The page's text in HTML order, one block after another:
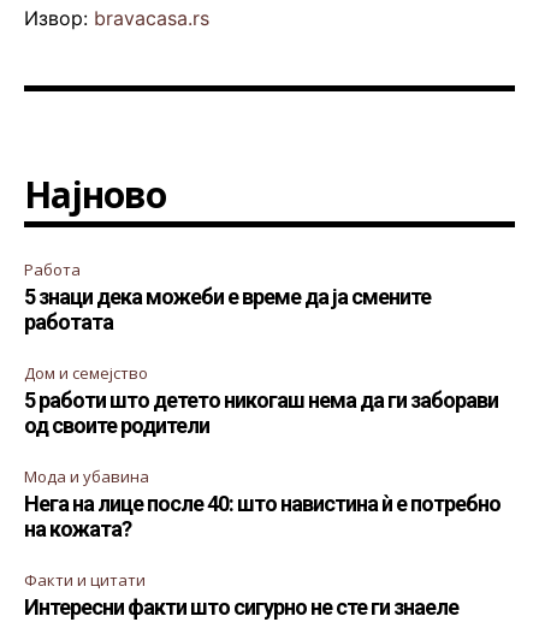
Извор: bravacasa.rs
Најново
Работа
5 знаци дека можеби е време да ја смените
работата
Дом и семејство
5 работи што детето никогаш нема да ги заборави
од своите родители
Мода и убавина
Нега на лице после 40: што навистина ѝ е потребно
на кожата?
Факти и цитати
Интересни факти што сигурно не сте ги знаеле